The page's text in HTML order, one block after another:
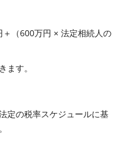
（600万円 × 法定相続人の
ます。
定の税率スケジュールに基